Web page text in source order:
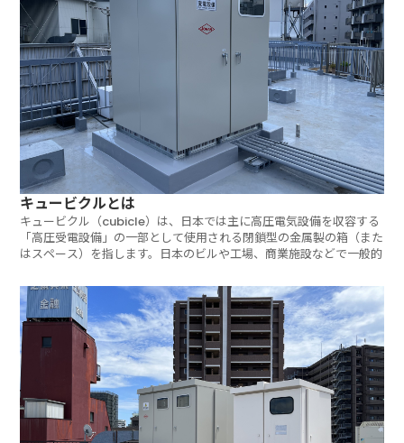
キュービクルとは
キュービクル（cubicle）は、日本では主に高圧電気設備を収容する
「高圧受電設備」の一部として使用される閉鎖型の金属製の箱（また
はスペース）を指します。日本のビルや工場、商業施設などで一般的